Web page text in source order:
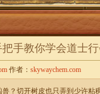
手教你学会道士
作者： skywaychem.com
？切开树皮也只弄到少许粘